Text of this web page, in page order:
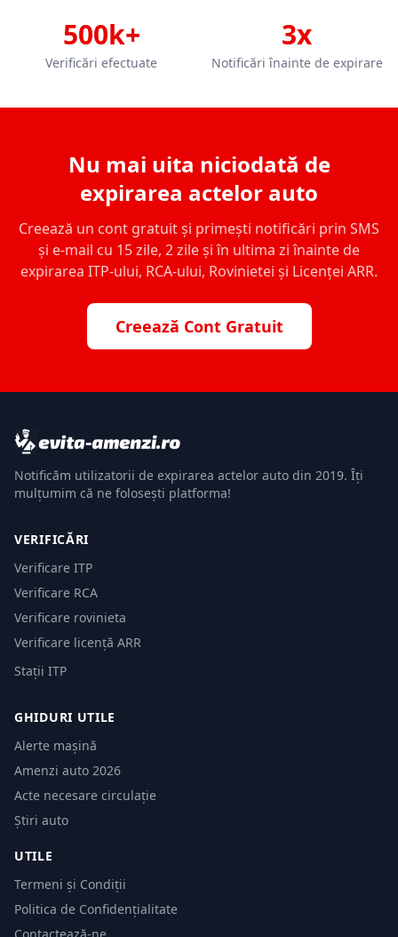
500k+
Verificări efectuate
3x
Notificări înainte de expirare
Nu mai uita niciodată de
expirarea actelor auto
Creează un cont gratuit și primești notificări prin SMS
și e-mail cu 15 zile, 2 zile și în ultima zi înainte de
expirarea ITP-ului, RCA-ului, Rovinietei și Licenței ARR.
Creează Cont Gratuit
Notificăm utilizatorii de expirarea actelor auto din 2019. Îți
mulțumim că ne folosești platforma!
VERIFICĂRI
Verificare ITP
Verificare RCA
Verificare rovinieta
Verificare licență ARR
Stații ITP
GHIDURI UTILE
Alerte mașină
Amenzi auto 2026
Acte necesare circulație
Știri auto
UTILE
Termeni și Condiții
Politica de Confidențialitate